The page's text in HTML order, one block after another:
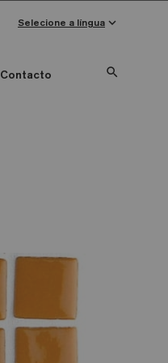
Contacto search
Selecione a língua keyboard_arrow_down